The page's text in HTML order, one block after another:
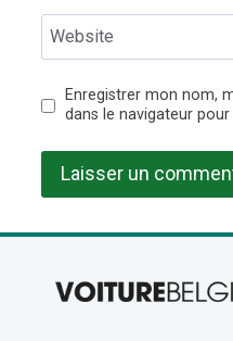
Website
Enregistrer mon nom,
dans le navigateur